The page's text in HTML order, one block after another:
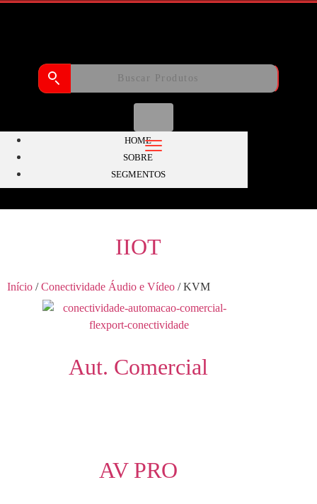
HOME
SOBRE
SEGMENTOS
IIOT
Aut. Comercial
AV PRO
Início /Conectividade Áudio e Vídeo / KVM